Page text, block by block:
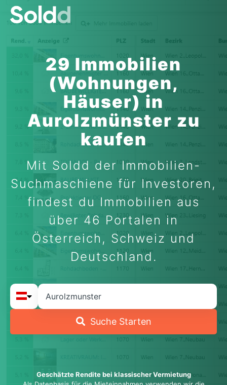
29 Immobilien
(Wohnungen,
Häuser) in
Aurolzmünster zu
kaufen
Mit Soldd der Immobilien-
Suchmaschiene für Investoren,
findest du Immobilien aus
über 46 Portalen in
Österreich, Schweiz und
Deutschland.
Suche Starten
Geschätzte Rendite bei klassischer Vermietung